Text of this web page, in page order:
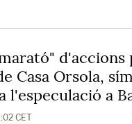
Casa Orsola,
l'especulació a
CET